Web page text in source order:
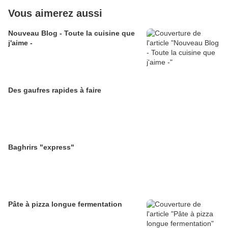
Vous aimerez aussi
Nouveau Blog - Toute la cuisine que
j'aime -
Des gaufres rapides à faire
Baghrirs "express"
Pâte à pizza longue fermentation